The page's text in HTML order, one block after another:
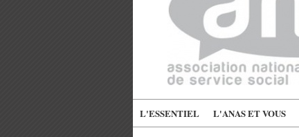
L'ESSENTIEL L'ANAS ET VOUS